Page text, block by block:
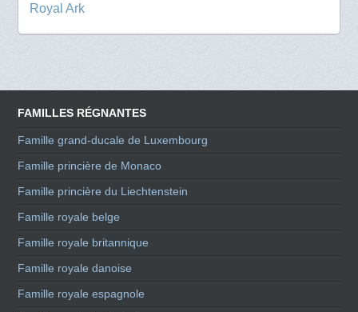
Royal Ark
FAMILLES RÉGNANTES
Famille grand-ducale de Luxembourg
Famille princière de Monaco
Famille princière du Liechtenstein
Famille royale belge
Famille royale britannique
Famille royale danoise
Famille royale espagnole